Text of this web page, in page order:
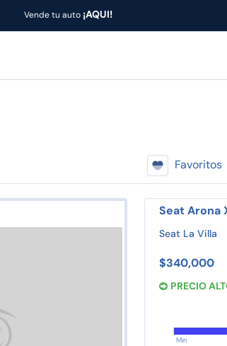
Vende tu auto¡AQUI!
Favoritos
Seat Arona
Seat La Villa
$340,000
PRECIO
Min